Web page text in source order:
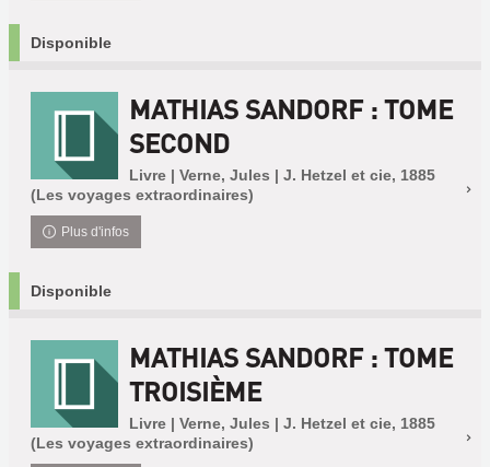
Disponible
MATHIAS SANDORF : TOME
SECOND
Livre | Verne, Jules | J. Hetzel et cie, 1885
(Les voyages extraordinaires)
Plus d'infos
Disponible
MATHIAS SANDORF : TOME
TROISIÈME
Livre | Verne, Jules | J. Hetzel et cie, 1885
(Les voyages extraordinaires)